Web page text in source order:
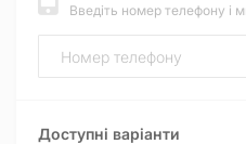
Введіть номер телефону і
Доступні варіанти